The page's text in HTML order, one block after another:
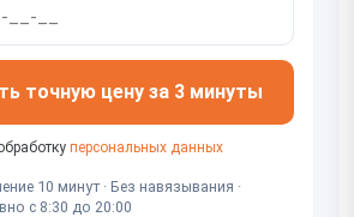
точную цену за 3 минуты
персональных данных
10 минут · Без навязывания ·
с 8:30 до 20:00